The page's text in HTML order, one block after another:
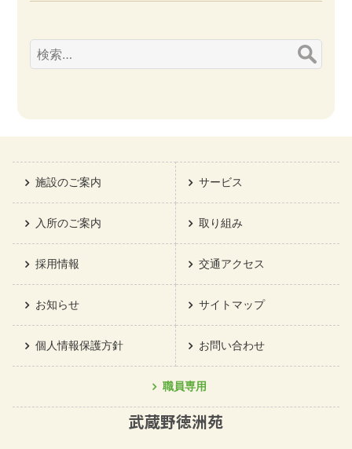
検
索:
武蔵野徳洲苑
施設のご案内 サービス
入所のご案内 取り組み
採用情報 交通アクセス
お知らせ サイトマップ
個人情報保護方針 お問い合わせ
職員専用